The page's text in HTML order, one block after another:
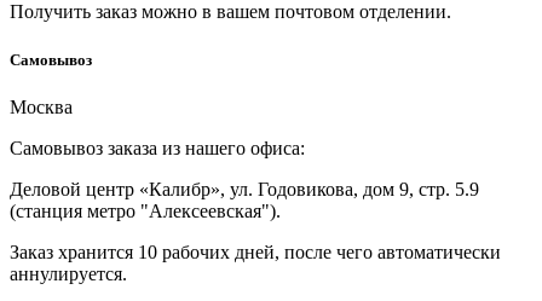
Получить заказ можно в вашем почтовом отделении.
Cамовывоз
Москва
Самовывоз заказа из нашего офиса:
Деловой центр «Калибр», ул. Годовикова, дом 9, стр. 5.9
(станция метро "Алексеевская").
Заказ хранится 10 рабочих дней, после чего автоматически
аннулируется.